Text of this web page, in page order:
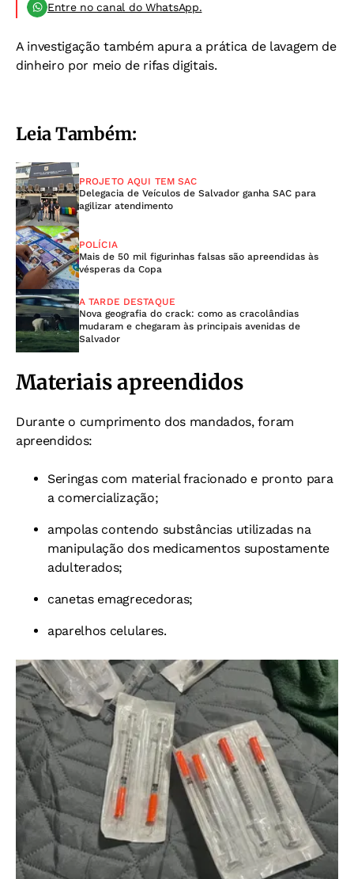
Entre no canal do WhatsApp.
A investigação também apura a prática de lavagem de
dinheiro por meio de rifas digitais.
Leia Também:
PROJETO AQUI TEM SAC
Delegacia de Veículos de Salvador ganha SAC para
agilizar atendimento
POLÍCIA
Mais de 50 mil figurinhas falsas são apreendidas às
vésperas da Copa
A TARDE DESTAQUE
Nova geografia do crack: como as cracolândias
mudaram e chegaram às principais avenidas de
Salvador
Materiais apreendidos
Durante o cumprimento dos mandados, foram
apreendidos:
Seringas com material fracionado e pronto para
a comercialização;
ampolas contendo substâncias utilizadas na
manipulação dos medicamentos supostamente
adulterados;
canetas emagrecedoras;
aparelhos celulares.